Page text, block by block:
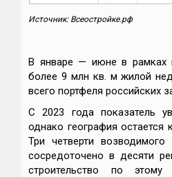
Источник: Всeостройке.pф
В январе — июне в рамках
более 9 млн кв. м жилой
всего портфеля российских
С 2023 года показатель
однако география остается
Три четверти
сосредоточено в десяти
строительство по